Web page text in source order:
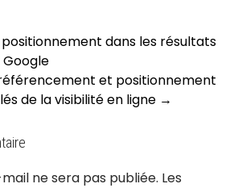
dans les résultats
et positionnement
de la visibilité en ligne →
ne sera pas publiée. Les